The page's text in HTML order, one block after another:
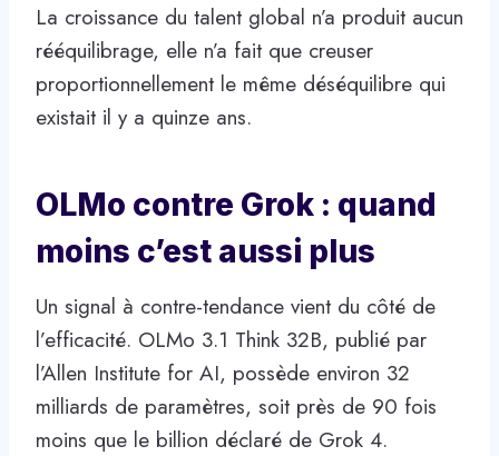
La croissance du talent global n’a produit aucun
rééquilibrage, elle n’a fait que creuser
proportionnellement le même déséquilibre qui
existait il y a quinze ans.
OLMo contre Grok : quand
moins c’est aussi plus
Un signal à contre-tendance vient du côté de
l’efficacité. OLMo 3.1 Think 32B, publié par
l’Allen Institute for AI, possède environ 32
milliards de paramètres, soit près de 90 fois
moins que le billion déclaré de Grok 4.